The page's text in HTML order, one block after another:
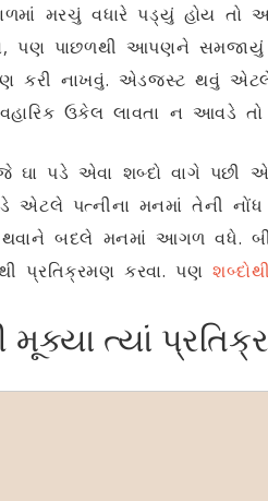
મરચું વધારે પડ્યું હોય
પણ પાછળથી આપણને સમજાયું
કરી નાખવું. એડજસ્ટ થવું
ઉકેલ લાવતા ન આવડે તો
ઘા પડે એવા શબ્દો વાગે પછી
એટલે પત્નીના મનમાં તેની
થવાને બદલે મનમાં આગળ વધે.
પ્રતિક્રમણ કરવા. પણ
મૂક્યા ત્યાં